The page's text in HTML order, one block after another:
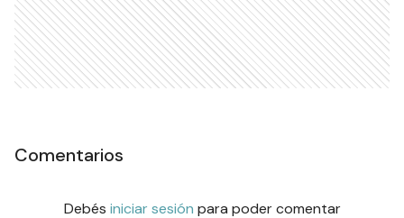
Comentarios
Debés iniciar sesión para poder comentar